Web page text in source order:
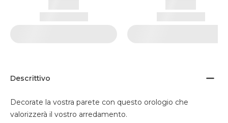
Descrittivo
Decorate la vostra parete con questo orologio che
valorizzerà il vostro arredamento.